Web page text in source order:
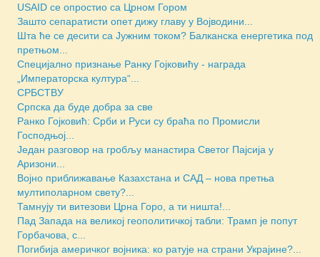
USAID се опростио са Црном Гором
Зашто сепаратисти опет дижу главу у Војводини...
Шта ће се десити са Јужним током? Балканска енергетика под
претњом...
Специјално признање Ранку Гојковићу - награда
„Императорска култура“...
СРБСТВУ
Српска да буде добра за све
Ранко Гојковић: Срби и Руси су браћа по Промисли
Господњој...
Један разговор на гробљу манастира Светог Пајсија у
Аризони...
Војно приближавање Казахстана и САД – нова претња
мултиполарном свету?...
Тамнују ти витезови Црна Горо, а ти ништа!...
Пад Запада на великој геополитичкој табли: Трамп је попут
Горбачова, с...
Погибија америчког војника: ко ратује на страни Украјине?...